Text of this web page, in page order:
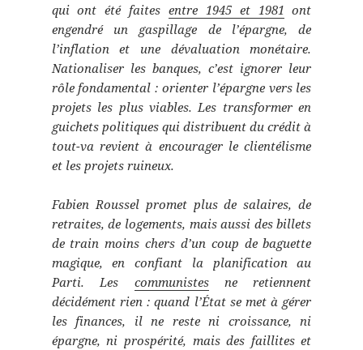
qui ont été faites entre 1945 et 1981 ont
engendré un gaspillage de l’épargne, de
l’inflation et une dévaluation monétaire.
Nationaliser les banques, c’est ignorer leur
rôle fondamental : orienter l’épargne vers les
projets les plus viables. Les transformer en
guichets politiques qui distribuent du crédit à
tout-va revient à encourager le clientélisme
et les projets ruineux.
Fabien Roussel promet plus de salaires, de
retraites, de logements, mais aussi des billets
de train moins chers d’un coup de baguette
magique, en confiant la planification au
Parti. Les communistesne retiennent
décidément rien : quand l’État se met à gérer
les finances, il ne reste ni croissance, ni
épargne, ni prospérité, mais des faillites et